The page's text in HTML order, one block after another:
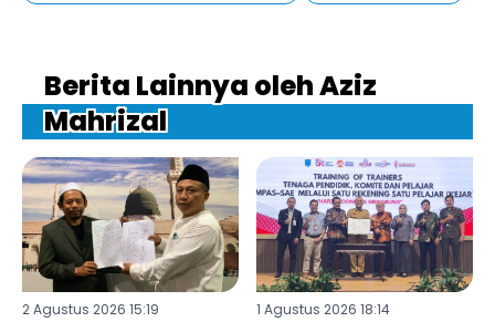
Berita Lainnya oleh Aziz
Mahrizal
2 Agustus 2026 15:19 1 Agustus 2026 18:14